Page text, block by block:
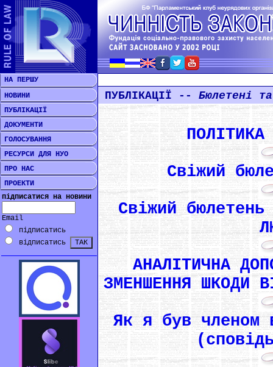
НА ПЕРШУ
НОВИНИ
ПУБЛІКАЦІЇ
ДОКУМЕНТИ
ГОЛОСУВАННЯ
РЕСУРСИ ДЛЯ НУО
ПРО НАС
ПРОЕКТИ
підписатися на новини
Email
підписатись
відписатись
ПУБЛІКАЦІЇ -- Бюлетені
Свіжий
Свіжий
АНАЛІТИЧНА
ЗМЕНШЕННЯ ШКОДИ
Як я був членом